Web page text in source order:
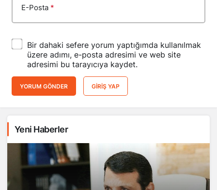
E-Posta *
Bir dahaki sefere yorum yaptığımda kullanılmak
üzere adımı, e-posta adresimi ve web site
adresimi bu tarayıcıya kaydet.
YORUM GÖNDER GIRIŞ YAP
Yeni Haberler